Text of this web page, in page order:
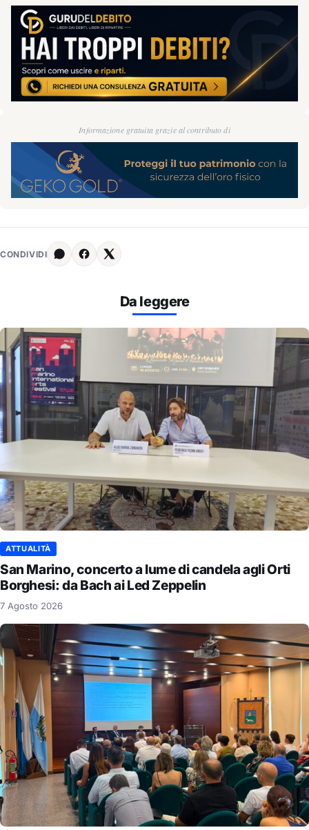
Informazione gratuita grazie al contributo di
CONDIVIDI
Da leggere
ATTUALITÀ
San Marino, concerto a lume di candela agli Orti
Borghesi: da Bach ai Led Zeppelin
7 Agosto 2026